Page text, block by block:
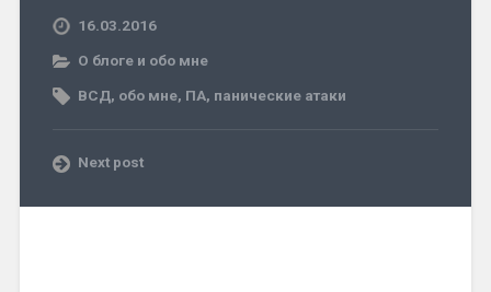
16.03.2016
О блоге и обо мне
ВСД, обо мне, ПА, панические атаки
Next post